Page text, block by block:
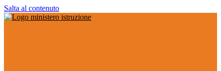
Salta al contenuto